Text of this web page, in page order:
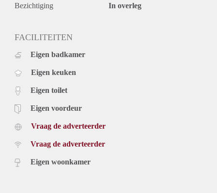
- Appartement beschikt over een dakterras.
- Huurperiode bepaalde tijd met een minimum van 12
- Borg gelijk aan 2 maanden huur.
- Beschikbaar per direct.
Prijs
€ 1.500,- per maand exclusief gebruikerslasten ( g/w/e, )
exclusief tv/internet en gemeentelijke belastingen. Inclusief
wasmachine/droger.
Minimale huurperiode 12 maanden. Bij een kortere
huurperiode kan er sprake zijn van een verhoging.
Voor meer informatie en bezichtigingen kunt u contact met
Bezichtiging In overleg
FACILITEITEN
Eigen badkamer
Eigen keuken
Eigen toilet
Eigen voordeur
Vraag de adverteerder
Vraag de adverteerder
Eigen woonkamer